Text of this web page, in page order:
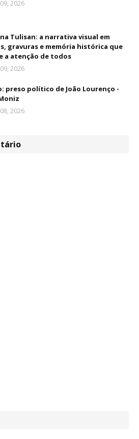
2026
na Tulisan: a narrativa visual em
gravuras e memória histórica que
a atenção de todos
2026
preso político de João Lourenço -
2026